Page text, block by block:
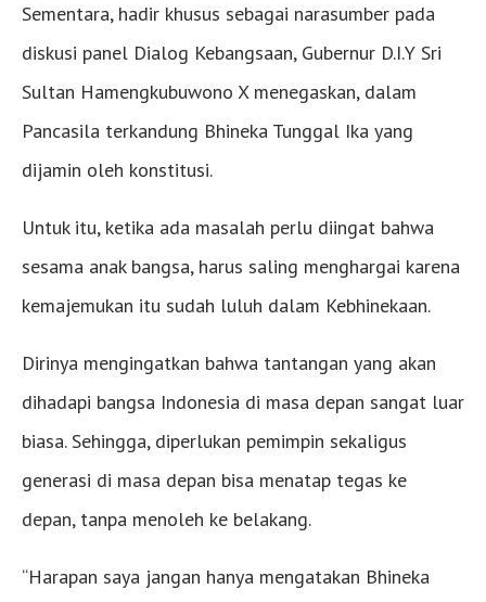
Sementara, hadir khusus sebagai narasumber pada
diskusi panel Dialog Kebangsaan, Gubernur D.I.Y Sri
Sultan Hamengkubuwono X menegaskan, dalam
Pancasila terkandung Bhineka Tunggal Ika yang
dijamin oleh konstitusi.
Untuk itu, ketika ada masalah perlu diingat bahwa
sesama anak bangsa, harus saling menghargai karena
kemajemukan itu sudah luluh dalam Kebhinekaan.
Dirinya mengingatkan bahwa tantangan yang akan
dihadapi bangsa Indonesia di masa depan sangat luar
biasa. Sehingga, diperlukan pemimpin sekaligus
generasi di masa depan bisa menatap tegas ke
depan, tanpa menoleh ke belakang.
“Harapan saya jangan hanya mengatakan Bhineka